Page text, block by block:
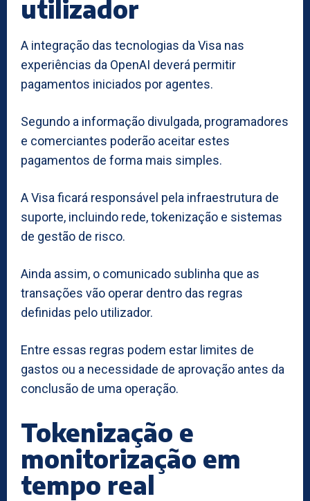
utilizador
A integração das tecnologias da Visa nas
experiências da OpenAI deverá permitir
pagamentos iniciados por agentes.
Segundo a informação divulgada, programadores
e comerciantes poderão aceitar estes
pagamentos de forma mais simples.
A Visa ficará responsável pela infraestrutura de
suporte, incluindo rede, tokenização e sistemas
de gestão de risco.
Ainda assim, o comunicado sublinha que as
transações vão operar dentro das regras
definidas pelo utilizador.
Entre essas regras podem estar limites de
gastos ou a necessidade de aprovação antes da
conclusão de uma operação.
Tokenização e
monitorização em
tempo real